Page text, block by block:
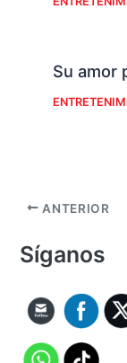
Su amor
ANTERIOR
Síganos